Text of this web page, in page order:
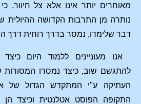
מאוחרים יותר אינו אלא צל חיוור,
נותרה מן התרבות הקדושה ההיולית
דבר שלימדו, נמסר בדרך רוחית דרך
אנו מעוניינים ללמוד היום כיצד
להתגשם שוב, כיצד נמסרו
העתיקה ע"י המתקדש הגדול של
התקופה הפוסט אטלנטית וכיצד הן